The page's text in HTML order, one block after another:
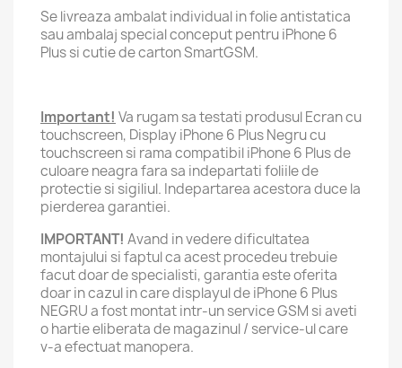
Se livreaza ambalat individual in folie antistatica
sau ambalaj special conceput pentru iPhone 6
Plus si cutie de carton SmartGSM.
Important! Va rugam sa testati produsul Ecran cu
touchscreen, Display iPhone 6 Plus Negru cu
touchscreen si rama compatibil iPhone 6 Plus de
culoare neagra fara sa indepartati foliile de
protectie si sigiliul. Indepartarea acestora duce la
pierderea garantiei.
IMPORTANT! Avand in vedere dificultatea
montajului si faptul ca acest procedeu trebuie
facut doar de specialisti, garantia este oferita
doar in cazul in care displayul de iPhone 6 Plus
NEGRU a fost montat intr-un service GSM si aveti
o hartie eliberata de magazinul / service-ul care
v-a efectuat manopera.